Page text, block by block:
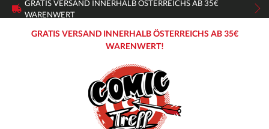
GRATIS VERSAND INNERHALB ÖSTERREICHS AB 35€
WARENWERT
GRATIS VERSAND INNERHALB ÖSTERREICHS AB 35€
WARENWERT!